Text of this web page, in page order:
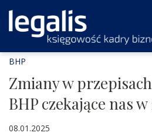
BHP
Zmiany w
BHP czekające nas w
08.01.2025